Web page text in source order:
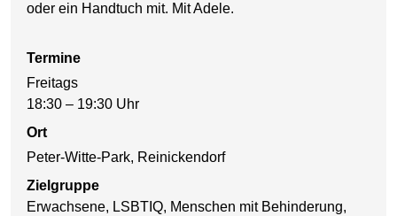
oder ein Handtuch mit. Mit Adele.
Termine
Freitags
18:30 – 19:30 Uhr
Ort
Peter-Witte-Park, Reinickendorf
Zielgruppe
Erwachsene, LSBTIQ, Menschen mit Behinderung,